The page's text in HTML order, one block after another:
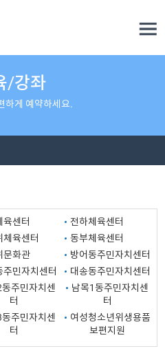
/강좌
하게 예약하세요.
육센터
전하체육센터
체육센터
동부체육센터
문화관
방어동주민자치센터
주민자치센터
대송동주민자치센터
주민자치센
터
남목1동주민자치센
터
주민자치센
터
여성청소년위생용품
보편지원